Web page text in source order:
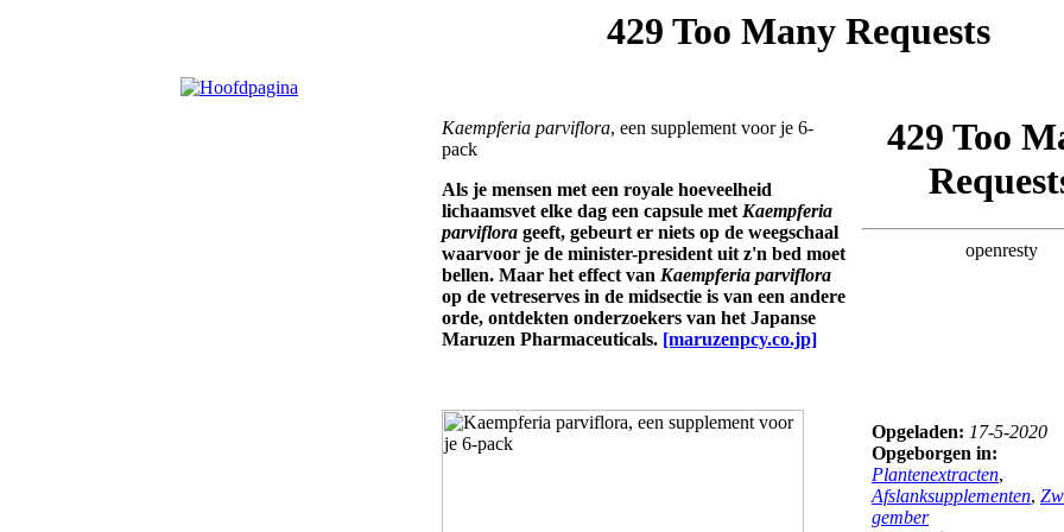
Opgeladen: 17-5-2020
Opgeborgen in:
Plantenextracten,
Afslanksupplementen,
gember
Kaempferia parviflora, een supplement voor je 6-
pack
Als je mensen met een royale hoeveelheid
lichaamsvet elke dag een capsule met Kaempferia
parviflora geeft, gebeurt er niets op de weegschaal
waarvoor je de minister-president uit z'n bed moet
bellen. Maar het effect van Kaempferia parviflora
op de vetreserves in de midsectie is van een andere
orde, ontdekten onderzoekers van het Japanse
Maruzen Pharmaceuticals. [maruzenpcy.co.jp]